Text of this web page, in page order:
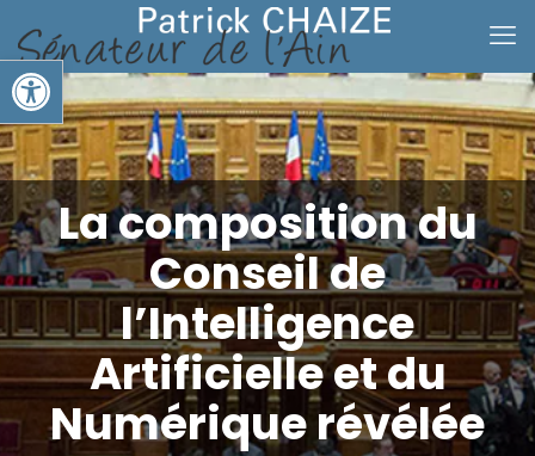
Ouvrir la barre d’outils
La composition du
Conseil de
l’Intelligence
Artificielle et du
Numérique révélée